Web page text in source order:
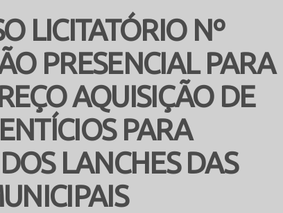
LICITATÓRIO Nº
PRESENCIAL PARA
AQUISIÇÃO DE
PARA
LANCHES DAS